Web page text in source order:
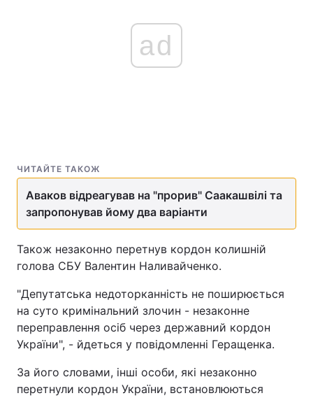
ad
ЧИТАЙТЕ ТАКОЖ
Аваков відреагував на "прорив" Саакашвілі та
запропонував йому два варіанти
Також незаконно перетнув кордон колишній
голова СБУ Валентин Наливайченко.
"Депутатська недоторканність не поширюється
на суто кримінальний злочин - незаконне
переправлення осіб через державний кордон
України", - йдеться у повідомленні Геращенка.
За його словами, інші особи, які незаконно
перетнули кордон України, встановлюються